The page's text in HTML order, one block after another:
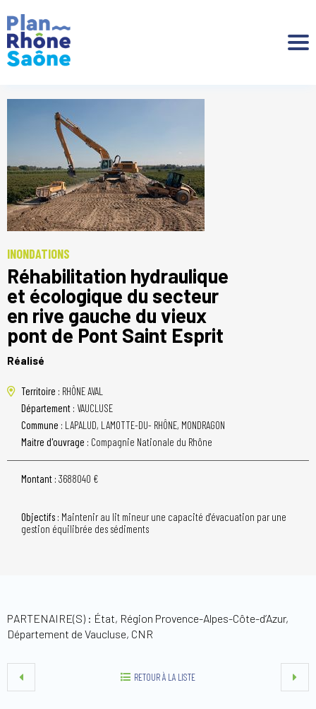
INONDATIONS
Réhabilitation hydraulique
et écologique du secteur
en rive gauche du vieux
pont de Pont Saint Esprit
Réalisé
Territoire : RHÔNE AVAL
Département : VAUCLUSE
Commune : LAPALUD, LAMOTTE-DU- RHÔNE, MONDRAGON
Maitre d'ouvrage : Compagnie Nationale du Rhône
Montant : 3688040 €
Objectifs : Maintenir au lit mineur une capacité d'évacuation par une
gestion équilibrée des sédiments
PARTENAIRE(S) : État, Région Provence-Alpes-Côte-d’Azur,
Département de Vaucluse, CNR
RETOUR À LA LISTE